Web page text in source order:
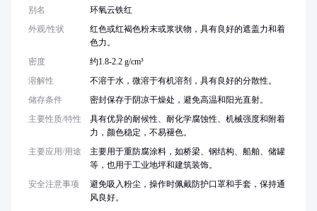
别名
环氧云铁红
外观/性状
红色或红褐色粉末或浆状物，具有良好的遮盖力和着
色力。
密度
约1.8-2.2 g/cm³
溶解性
不溶于水，微溶于有机溶剂，具有良好的分散性。
储存条件
密封保存于阴凉干燥处，避免高温和阳光直射。
主要性质/特性
具有优异的耐候性、耐化学腐蚀性、机械强度和附着
力，颜色稳定，不易褪色。
主要应用/用途
主要用于重防腐涂料，如桥梁、钢结构、船舶、储罐
等，也用于工业地坪和建筑装饰。
安全注意事项
避免吸入粉尘，操作时佩戴防护口罩和手套，保持通
风良好。